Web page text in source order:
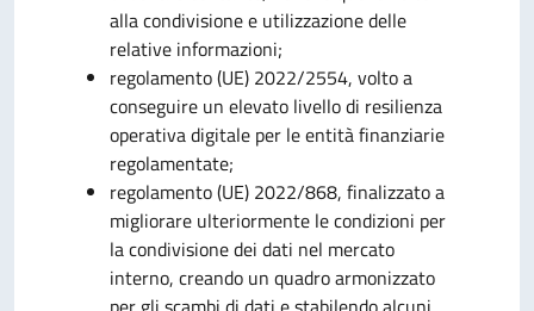
alla condivisione e utilizzazione delle
relative informazioni;
regolamento (UE) 2022/2554, volto a
conseguire un elevato livello di resilienza
operativa digitale per le entità finanziarie
regolamentate;
regolamento (UE) 2022/868, finalizzato a
migliorare ulteriormente le condizioni per
la condivisione dei dati nel mercato
interno, creando un quadro armonizzato